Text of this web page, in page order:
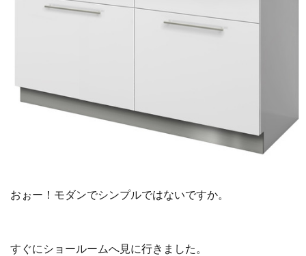
おぉー！モダンでシンプルではないですか。
すぐにショールームへ見に行きました。